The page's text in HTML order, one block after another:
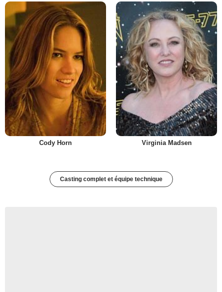
Cody Horn Virginia Madsen
Casting complet et équipe technique